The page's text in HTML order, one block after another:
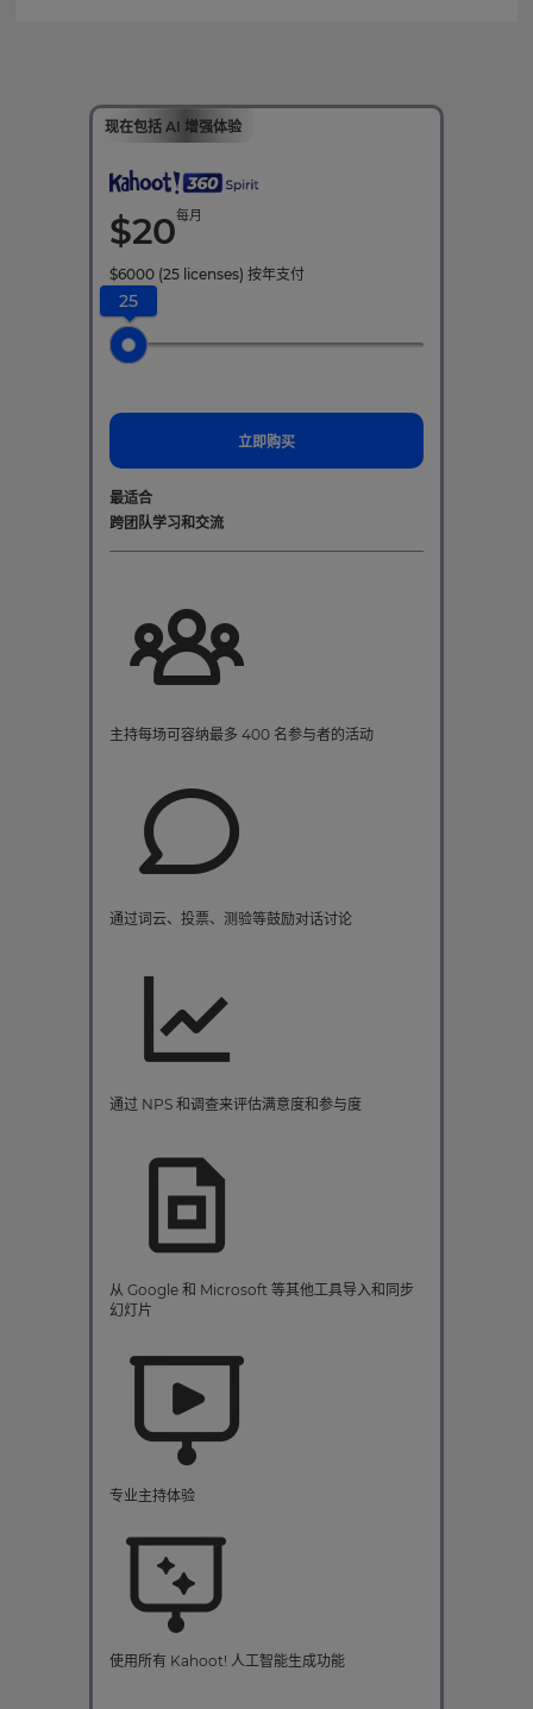
现在包括 AI 增强体验
$20每月
$6000 (25 licenses) 按年支付
25
立即购买
最适合
跨团队学习和交流
主持每场可容纳最多 400 名参与者的活动
通过词云、投票、测验等鼓励对话讨论
通过 NPS 和调查来评估满意度和参与度
从 Google 和 Microsoft 等其他工具导入和同步
幻灯片
专业主持体验
使用所有 Kahoot! 人工智能生成功能